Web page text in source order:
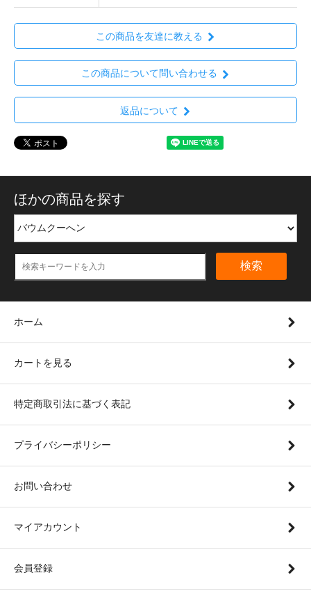
この商品を友達に教える
この商品について問い合わせる
返品について
ほかの商品を探す
検索
ホーム
カートを見る
特定商取引法に基づく表記
プライバシーポリシー
お問い合わせ
マイアカウント
会員登録